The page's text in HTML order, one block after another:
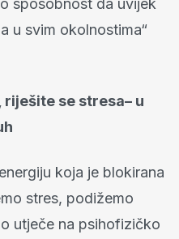
sposobnost da uvijek
u svim okolnostima“
riješite se stresa– u
koja je blokirana
stres, podižemo
utječe na psihofizičko